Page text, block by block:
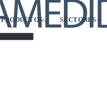
PRODUCTOS SECTORES